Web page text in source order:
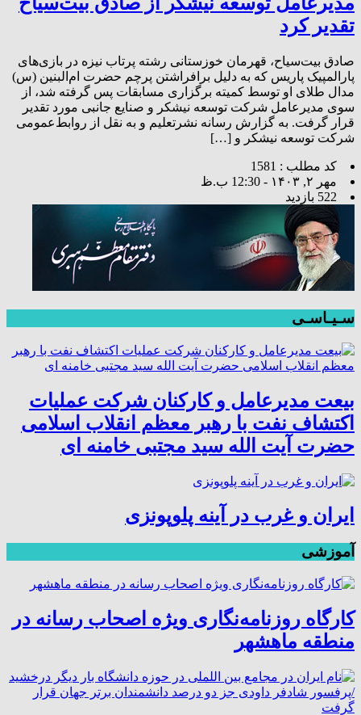
تقدیر کرد
صادق بیت‌سیاح، قهرمان خوزستانی رشته پرتاب نیزه در بازی‌های
پارالمپیک پاریس که به دلیل برافراشتن پرچم حضرت ام‌البنین (س)
مدال طلای او توسط کمیته برگزاری مسابقات پس گرفته شد، از
سوی مدیرعامل شرکت توسعه نیشکر و صنایع جانبی مورد تقدیر
قرار گرفت. به گزارش رسانه نشرتعلیم و به نقل از روابط‌عمومی
شرکت توسعه نیشکر و […]
کد مطلب : 1581
مهر ۲, ۱۴۰۳ - 12:30 ب.ظ
522 بازدید
سـیـاسـی
بیعت مدیرعامل و کارکنان شرکت عملیات
اکتشاف نفت با رهبر معظم انقلاب اسلامی
حضرت آیت الله سید مجتبی خامنه ای
ایران و غرب در آینه پلوپونزی
آموزشی
کارگاه روزنامه‌نگاری ویژه اصحاب رسانه در
منطقه ماهشهر